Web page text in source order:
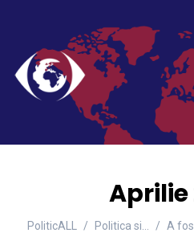
Aprilie
PoliticALL Politica si… A